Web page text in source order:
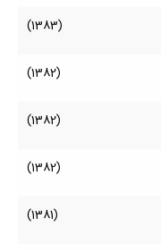
(1383)
(1382)
(1382)
(1382)
(1381)